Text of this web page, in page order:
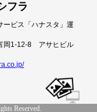
フラ
ービス「ハナスタ」運
岡1-12-8 アサヒビル
Reserved.